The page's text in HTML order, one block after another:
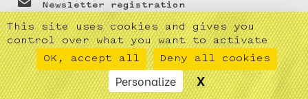
This site uses cookies and gives you
control over what you want to activate
OK, accept all
Deny all cookies
Personalize XHide cookie
Newsletter registration
Vous pouvez vous désinscrire à tout moment. Vous trouverez
pour cela nos informations de contact dans les conditions
d'utilisation du site.